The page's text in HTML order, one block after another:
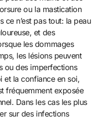
ou la mastication
ce n’est pas tout: la peau
et des
les dommages
les lésions peuvent
ou des imperfections
et la confiance en soi,
fréquemment exposée
Dans les cas les plus
sur des infections